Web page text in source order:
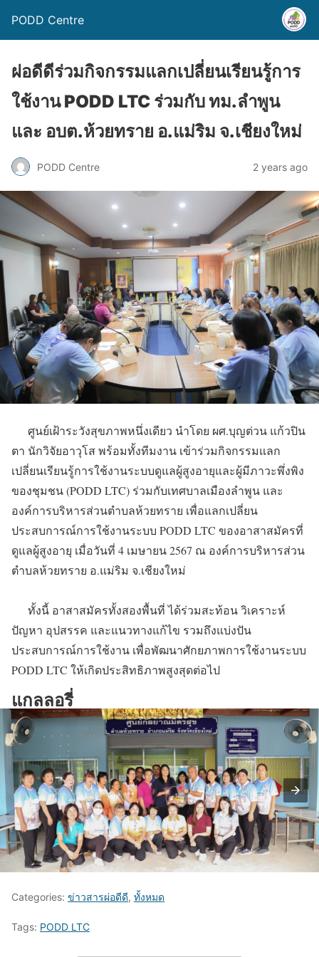
PODD Centre
ผ่อดีดีร่วมกิจกรรมแลกเปลี่ยนเรียนรู้การ
ใช้งาน PODD LTC ร่วมกับ ทม.ลำพูน
และ อบต.ห้วยทราย อ.แม่ริม จ.เชียงใหม่
PODD Centre 2 years ago
ศูนย์เฝ้าระวังสุขภาพหนึ่งเดียว นำโดย ผศ.บุญต่วน แก้วปิน
ตา นักวิจัยอาวุโส พร้อมทั้งทีมงาน เข้าร่วมกิจกรรมแลก
เปลี่ยนเรียนรู้การใช้งานระบบดูแลผู้สูงอายุและผู้มีภาวะพึ่งพิง
ของชุมชน (PODD LTC) ร่วมกับเทศบาลเมืองลำพูน และ
องค์การบริหารส่วนตำบลห้วยทราย เพื่อแลกเปลี่ยน
ประสบการณ์การใช้งานระบบ PODD LTC ของอาสาสมัครที่
ดูแลผู้สูงอายุ เมื่อวันที่ 4 เมษายน 2567 ณ องค์การบริหารส่วน
ตำบลห้วยทราย อ.แม่ริม จ.เชียงใหม่
ทั้งนี้ อาสาสมัครทั้งสองพื้นที่ ได้ร่วมสะท้อน วิเคราะห์
ปัญหา อุปสรรค และแนวทางแก้ไข รวมถึงแบ่งปัน
ประสบการณ์การใช้งาน เพื่อพัฒนาศักยภาพการใช้งานระบบ
PODD LTC ให้เกิดประสิทธิภาพสูงสุดต่อไป
แกลลอรี่
Categories: ข่าวสารผ่อดีดี, ทั้งหมด
Tags: PODD LTC